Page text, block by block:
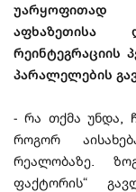
უარყოფითად
აფხაზეთისა
რეინტეგრაციის
პარალელების
- რა თქმა უნდა,
როგორ
რეალობაზე.
ფაქტორის“